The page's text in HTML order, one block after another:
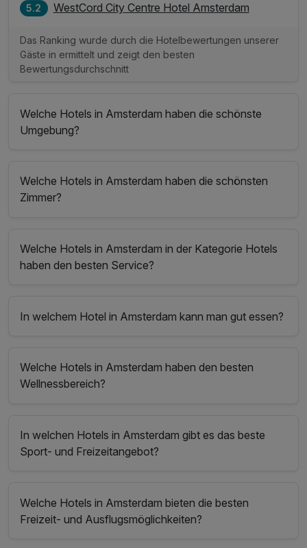
5.2 WestCord City Centre Hotel Amsterdam
Das Ranking wurde durch die Hotelbewertungen unserer
Gäste in ermittelt und zeigt den besten
Bewertungsdurchschnitt
Welche Hotels in Amsterdam haben die schönste
Umgebung?
Welche Hotels in Amsterdam haben die schönsten
Zimmer?
Welche Hotels in Amsterdam in der Kategorie Hotels
haben den besten Service?
In welchem Hotel in Amsterdam kann man gut essen?
Welche Hotels in Amsterdam haben den besten
Wellnessbereich?
In welchen Hotels in Amsterdam gibt es das beste
Sport- und Freizeitangebot?
Welche Hotels in Amsterdam bieten die besten
Freizeit- und Ausflugsmöglichkeiten?